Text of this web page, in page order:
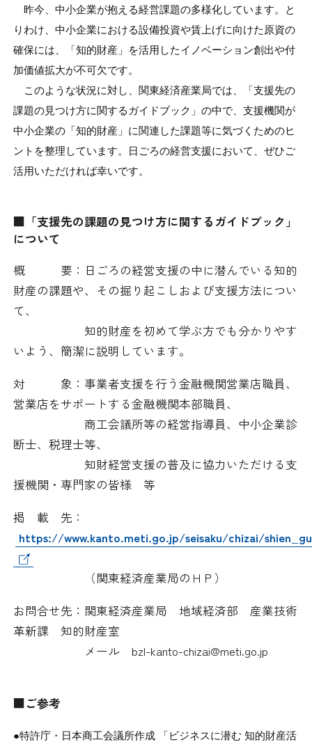
海外ビジネス・貿易証明
情報提供・広報
その他サービス
役員紹介
日商のあゆみ
委員会・専門委員会
青年部・女性会
情報公開
採用情報
所信
昨今、中小企業が抱える経営課題の多様化しています。と
りわけ、中小企業における設備投資や賃上げに向けた原資の
確保には、「知的財産」を活用したイノベーション創出や付
加価値拡大が不可欠です。
このような状況に対し、関東経済産業局では、「支援先の
課題の見つけ方に関するガイドブック」の中で、支援機関が
中小企業の「知的財産」に関連した課題等に気づくためのヒ
ントを整理しています。日ごろの経営支援において、ぜひご
活用いただければ幸いです。
■「支援先の課題の見つけ方に関するガイドブック」
について
概 要：日ごろの経営支援の中に潜んでいる知的
財産の課題や、その掘り起こしおよび支援方法につい
て、
知的財産を初めて学ぶ方でも分かりやす
いよう、簡潔に説明しています。
対 象：事業者支援を行う金融機関営業店職員、
営業店をサポートする金融機関本部職員、
商工会議所等の経営指導員、中小企業診
断士、税理士等、
知財経営支援の普及に協力いただける支
援機関・専門家の皆様 等
掲 載 先：
https://www.kanto.meti.go.jp/seisaku/chizai/
（関東経済産業局のＨＰ）
お問合せ先：関東経済産業局 地域経済部 産業技術
革新課 知的財産室
メール bzl-kanto-chizai@meti.go.jp
■ご参考
●特許庁・日本商工会議所作成 「ビジネスに潜む 知的財産活